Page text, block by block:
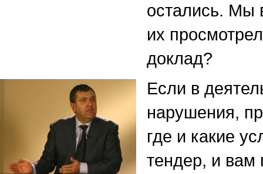
остались. Мы
их
доклад?
Если в
нарушения,
где и какие
тендер, и